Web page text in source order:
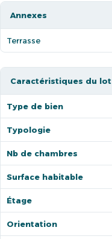
Annexes
Terrasse
Caractéristiques du lot
Type de bien
Typologie
Nb de chambres
Surface habitable
Étage
Orientation